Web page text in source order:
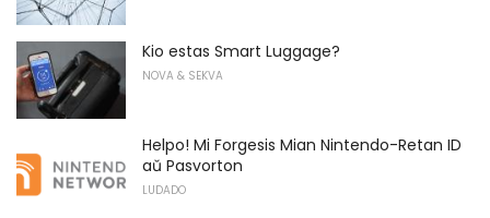
Kio estas Smart Luggage?
NOVA & SEKVA
Helpo! Mi Forgesis Mian Nintendo-Retan ID
aŭ Pasvorton
LUDADO